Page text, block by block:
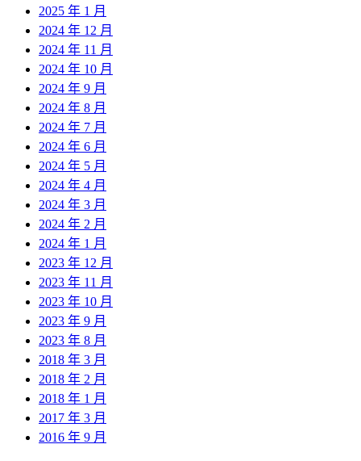
2025 年 1 月
2024 年 12 月
2024 年 11 月
2024 年 10 月
2024 年 9 月
2024 年 8 月
2024 年 7 月
2024 年 6 月
2024 年 5 月
2024 年 4 月
2024 年 3 月
2024 年 2 月
2024 年 1 月
2023 年 12 月
2023 年 11 月
2023 年 10 月
2023 年 9 月
2023 年 8 月
2018 年 3 月
2018 年 2 月
2018 年 1 月
2017 年 3 月
2016 年 9 月